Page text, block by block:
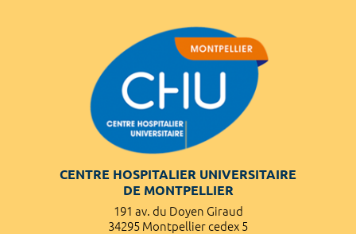
CENTRE HOSPITALIER UNIVERSITAIRE
DE MONTPELLIER
191 av. du Doyen Giraud
34295 Montpellier cedex 5